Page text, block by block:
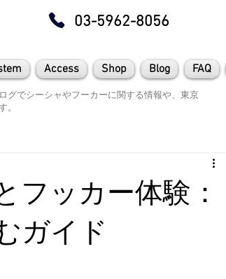
03-5962-8056
Access Shop Blog FAQ
フッカー体験：
ガイド
グでシーシャやフーカーに関する情報や、東京
。